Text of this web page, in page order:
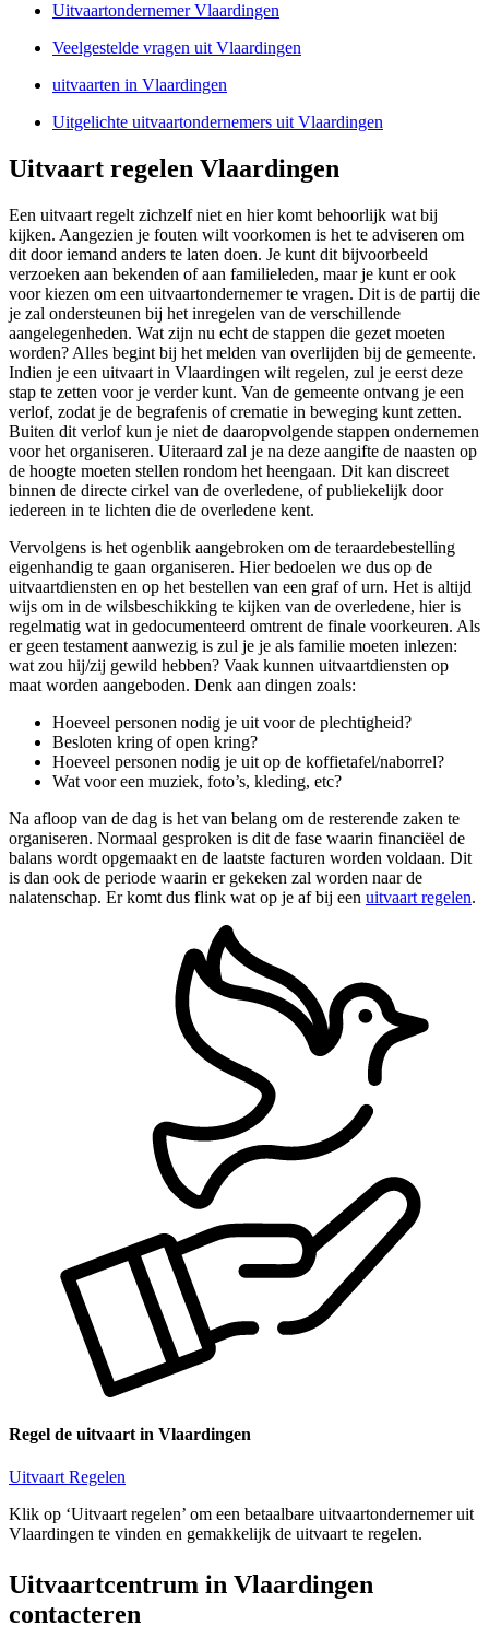
Uitvaartondernemer Vlaardingen
Veelgestelde vragen uit Vlaardingen
uitvaarten in Vlaardingen
Uitgelichte uitvaartondernemers uit Vlaardingen
Uitvaart regelen Vlaardingen
Een uitvaart regelt zichzelf niet en hier komt behoorlijk wat bij
kijken. Aangezien je fouten wilt voorkomen is het te adviseren om
dit door iemand anders te laten doen. Je kunt dit bijvoorbeeld
verzoeken aan bekenden of aan familieleden, maar je kunt er ook
voor kiezen om een uitvaartondernemer te vragen. Dit is de partij die
je zal ondersteunen bij het inregelen van de verschillende
aangelegenheden. Wat zijn nu echt de stappen die gezet moeten
worden? Alles begint bij het melden van overlijden bij de gemeente.
Indien je een uitvaart in Vlaardingen wilt regelen, zul je eerst deze
stap te zetten voor je verder kunt. Van de gemeente ontvang je een
verlof, zodat je de begrafenis of crematie in beweging kunt zetten.
Buiten dit verlof kun je niet de daaropvolgende stappen ondernemen
voor het organiseren. Uiteraard zal je na deze aangifte de naasten op
de hoogte moeten stellen rondom het heengaan. Dit kan discreet
binnen de directe cirkel van de overledene, of publiekelijk door
iedereen in te lichten die de overledene kent.
Vervolgens is het ogenblik aangebroken om de teraardebestelling
eigenhandig te gaan organiseren. Hier bedoelen we dus op de
uitvaartdiensten en op het bestellen van een graf of urn. Het is altijd
wijs om in de wilsbeschikking te kijken van de overledene, hier is
regelmatig wat in gedocumenteerd omtrent de finale voorkeuren. Als
er geen testament aanwezig is zul je je als familie moeten inlezen:
wat zou hij/zij gewild hebben? Vaak kunnen uitvaartdiensten op
maat worden aangeboden. Denk aan dingen zoals:
Hoeveel personen nodig je uit voor de plechtigheid?
Besloten kring of open kring?
Hoeveel personen nodig je uit op de koffietafel/naborrel?
Wat voor een muziek, foto’s, kleding, etc?
Na afloop van de dag is het van belang om de resterende zaken te
organiseren. Normaal gesproken is dit de fase waarin financiëel de
balans wordt opgemaakt en de laatste facturen worden voldaan. Dit
is dan ook de periode waarin er gekeken zal worden naar de
nalatenschap. Er komt dus flink wat op je af bij een uitvaart regelen.
Regel de uitvaart in Vlaardingen
Uitvaart Regelen
Klik op ‘Uitvaart regelen’ om een betaalbare uitvaartondernemer uit
Vlaardingen te vinden en gemakkelijk de uitvaart te regelen.
Uitvaartcentrum in Vlaardingen
contacteren